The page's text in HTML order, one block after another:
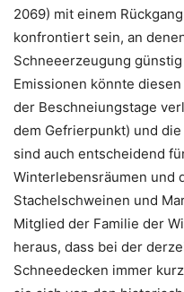
2069) mit einem
konfrontiert sein, an
Schneeerzeugung
Emissionen könnte
der Beschneiungstage
dem Gefrierpunkt) und
sind auch entscheidend
Winterlebensräumen und
Stachelschweinen und
Mitglied der Familie der
heraus, dass bei der
Schneedecken immer